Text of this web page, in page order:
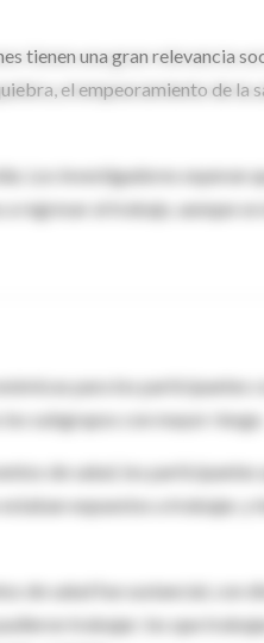
tienen una gran relevancia
el empeoramiento de la
Los investigadores esperan
regresar al trabajo, aunque se
para los participantes
subgrupos con mayor riesgo.
de salud, los
expuestos a trabajar, y
de salud fue sustancial, con
trabajar; los que